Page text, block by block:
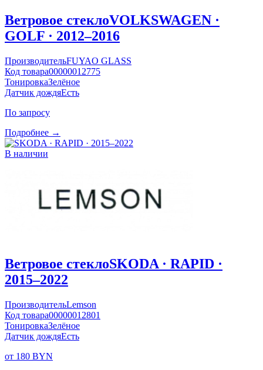
Ветровое стеклоVOLKSWAGEN ·
GOLF · 2012–2016
ПроизводительFUYAO GLASS
Код товара00000012775
ТонировкаЗелёное
Датчик дождяЕсть
По запросу
Подробнее →
В наличии
Ветровое стеклоSKODA · RAPID ·
2015–2022
ПроизводительLemson
Код товара00000012801
ТонировкаЗелёное
Датчик дождяЕсть
от 180 BYN